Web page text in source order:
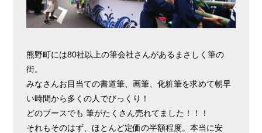
熊野町には80社以上の筆会社さんがあるまさしく筆の
街。
みなさんお目当ての書道筆、画筆、化粧筆を求めて朝早
い時間から多くの人でびっくり！
どのブースでも 筆がたくさん売れてました！！！
それもそのはず、ほとんど定価の半額程度。本当に安